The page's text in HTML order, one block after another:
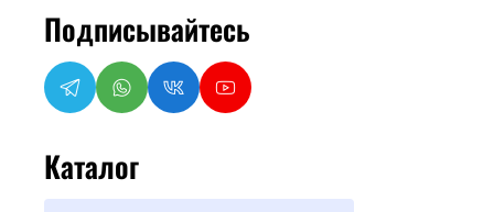
Подписывайтесь
Каталог